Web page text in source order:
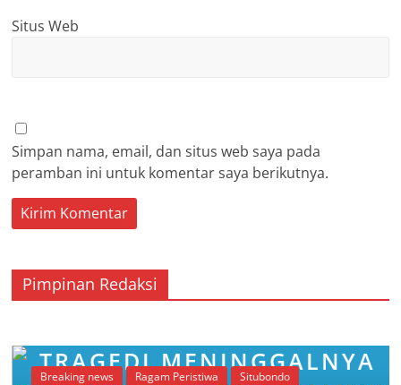
Situs Web
Simpan nama, email, dan situs web saya pada
peramban ini untuk komentar saya berikutnya.
Pimpinan Redaksi
Breaking news Ragam Peristiwa Situbondo